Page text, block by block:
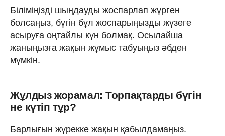
Біліміңізді шыңдауды жоспарлап жүрген
болсаңыз, бүгін бұл жоспарыңызды жүзеге
асыруға оңтайлы күн болмақ. Осылайша
жаныңызға жақын жұмыс табуыңыз әбден
мүмкін.
Жұлдыз жорамал: Торпақтарды бүгін
не күтіп тұр?
Барлығын жүрекке жақын қабылдамаңыз.